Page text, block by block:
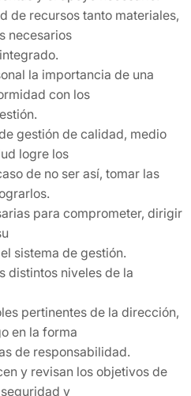
de recursos tanto materiales,
necesarios
la importancia de una
con los
gestión de calidad, medio
logre los
de no ser así, tomar las
para comprometer, dirigir
sistema de gestión.
distintos niveles de la
pertinentes de la dirección,
en la forma
de responsabilidad.
y revisan los objetivos de
y